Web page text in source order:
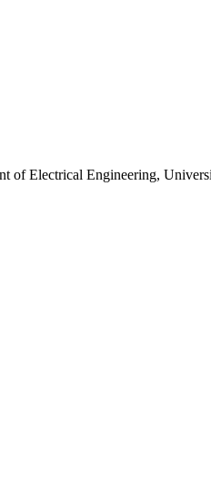
of Electrical Engineering,